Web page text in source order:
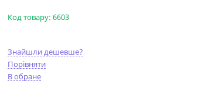
Код товару: 6603
Знайшли дешевше?
Порівняти
В обране